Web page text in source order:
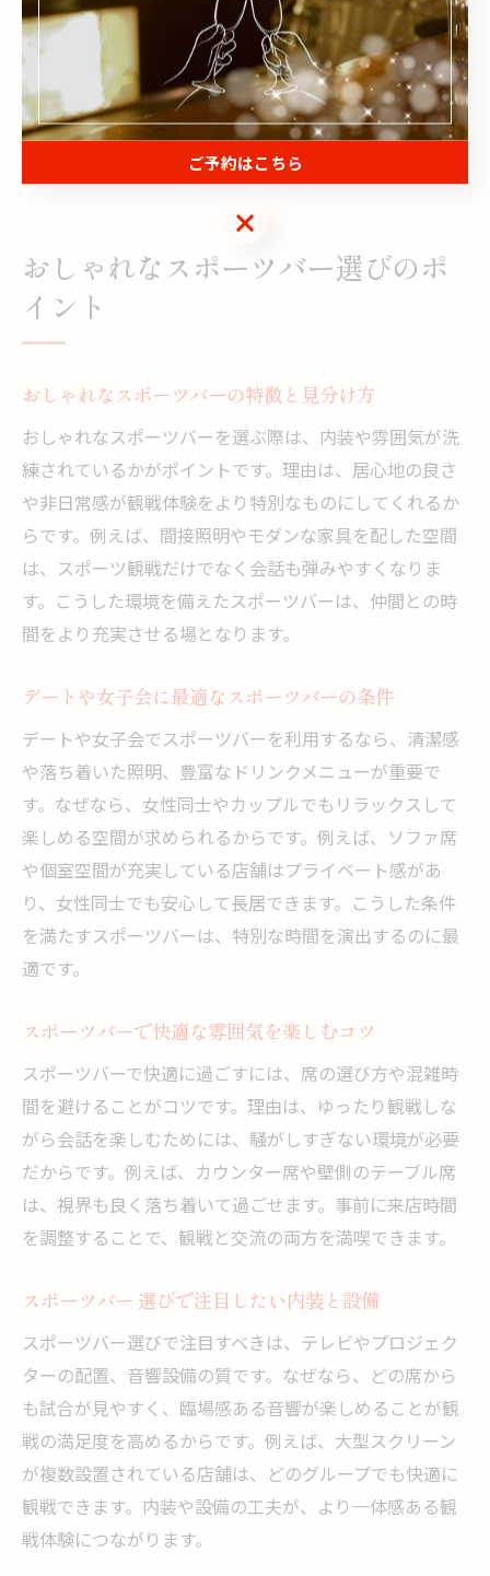
や音響設備が充実している店舗では、試合の迫力を最大
限に感じられるからです。また、野球ファンが多く集ま
る店舗を選べば、同じ趣味を持つ仲間と自然に交流が広
がります。実際に口コミや評判を参考にすることで、自
分に合ったスポーツバーを見つけやすくなります。
おしゃれなスポーツバー選びのポ
イント
おしゃれなスポーツバーの特徴と見分け方
おしゃれなスポーツバーを選ぶ際は、内装や雰囲気が洗
練されているかがポイントです。理由は、居心地の良さ
や非日常感が観戦体験をより特別なものにしてくれるか
らです。例えば、間接照明やモダンな家具を配した空間
は、スポーツ観戦だけでなく会話も弾みやすくなりま
す。こうした環境を備えたスポーツバーは、仲間との時
間をより充実させる場となります。
デートや女子会に最適なスポーツバーの条件
デートや女子会でスポーツバーを利用するなら、清潔感
や落ち着いた照明、豊富なドリンクメニューが重要で
す。なぜなら、女性同士やカップルでもリラックスして
楽しめる空間が求められるからです。例えば、ソファ席
や個室空間が充実している店舗はプライベート感があ
り、女性同士でも安心して長居できます。こうした条件
を満たすスポーツバーは、特別な時間を演出するのに最
適です。
スポーツバーで快適な雰囲気を楽しむコツ
スポーツバーで快適に過ごすには、席の選び方や混雑時
間を避けることがコツです。理由は、ゆったり観戦しな
がら会話を楽しむためには、騒がしすぎない環境が必要
だからです。例えば、カウンター席や壁側のテーブル席
は、視界も良く落ち着いて過ごせます。事前に来店時間
を調整することで、観戦と交流の両方を満喫できます。
スポーツバー 選びで注目したい内装と設備
スポーツバー選びで注目すべきは、テレビやプロジェク
ターの配置、音響設備の質です。なぜなら、どの席から
も試合が見やすく、臨場感ある音響が楽しめることが観
戦の満足度を高めるからです。例えば、大型スクリーン
が複数設置されている店舗は、どのグループでも快適に
観戦できます。内装や設備の工夫が、より一体感ある観
戦体験につながります。
ご予約はこちら
ご予約はこちら